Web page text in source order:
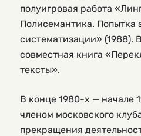
полуигровая работа
Полисемантика. Попытка
систематизации» (1988).
совместная книга
тексты».
В конце 1980-х — начале
членом московского
прекращения